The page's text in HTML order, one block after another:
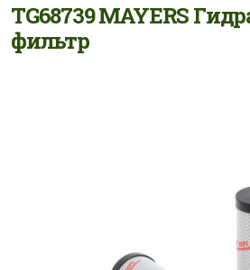
TG68739 MAYERS
фильтр